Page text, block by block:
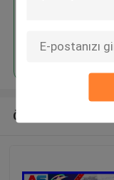
Önerilen Ürünler